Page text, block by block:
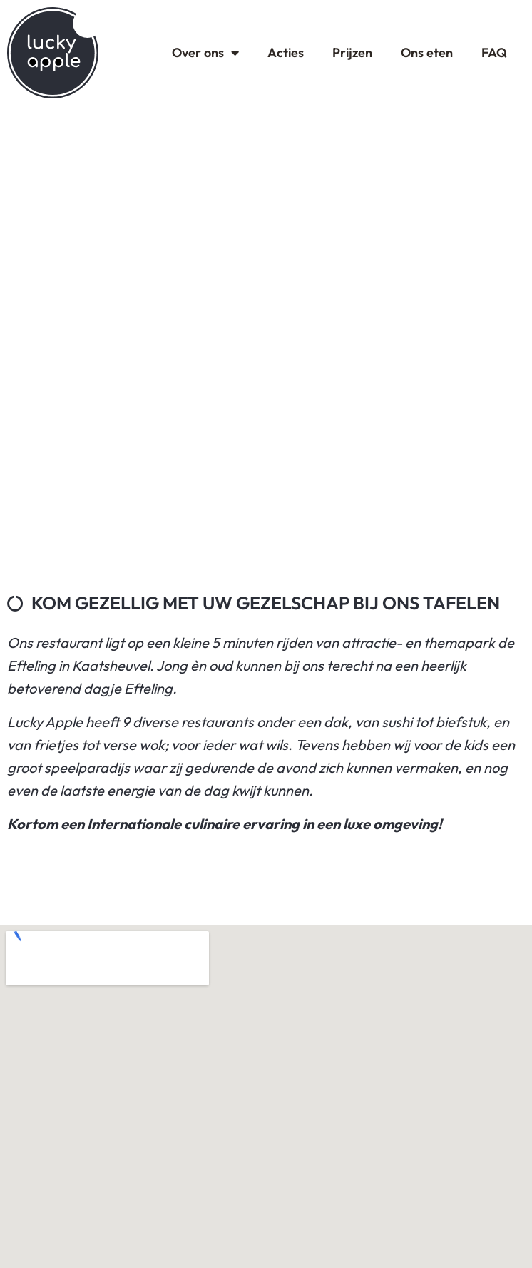
Over ons Acties Prijzen Ons eten FAQ
KOM GEZELLIG MET UW GEZELSCHAP BIJ ONS TAFELEN
Ons restaurant ligt op een kleine 5 minuten rijden van attractie- en themapark de
Efteling in Kaatsheuvel. Jong èn oud kunnen bij ons terecht na een heerlijk
betoverend dagje Efteling.
Lucky Apple heeft 9 diverse restaurants onder een dak, van sushi tot biefstuk, en
van frietjes tot verse wok; voor ieder wat wils. Tevens hebben wij voor de kids een
groot speelparadijs waar zij gedurende de avond zich kunnen vermaken, en nog
even de laatste energie van de dag kwijt kunnen.
Kortom een Internationale culinaire ervaring in een luxe omgeving!